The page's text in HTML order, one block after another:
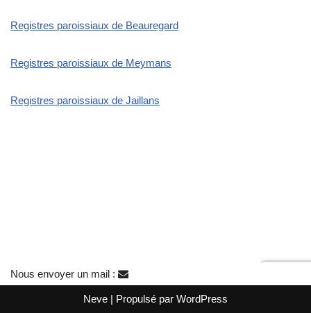
Registres paroissiaux de Beauregard
Registres paroissiaux de Meymans
Registres paroissiaux de Jaillans
Nous envoyer un mail :
Neve | Propulsé par WordPress